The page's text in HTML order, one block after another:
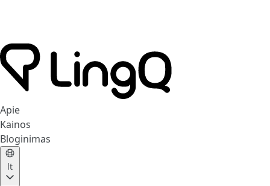
Apie
Kainos
Bloginimas
lt